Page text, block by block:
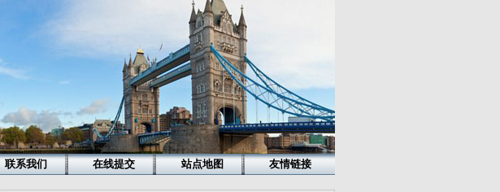
联系我们 在线提交 站点地图 友情链接